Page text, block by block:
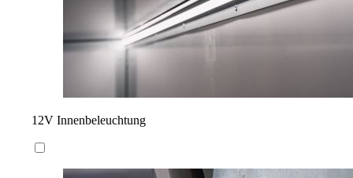
12V Innenbeleuchtung